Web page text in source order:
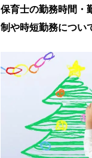
保育士の勤務時間・
制や時短勤務につい